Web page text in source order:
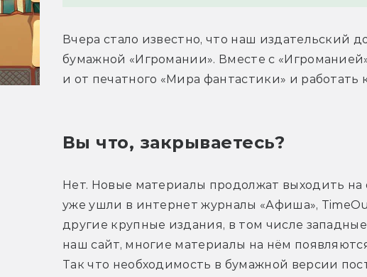
Вчера стало известно, что наш издательский
бумажной «Игромании». Вместе с
и от печатного «Мира фантастики» и
Вы что, закрываетесь?
Нет. Новые материалы продолжат выходить на
уже ушли в интернет журналы «Афиша»,
другие крупные издания, в том числе
наш сайт, многие материалы на нём
Так что необходимость в бумажной версии